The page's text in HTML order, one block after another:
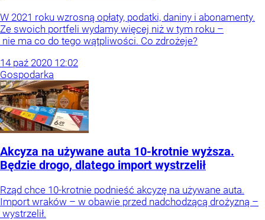
W 2021 roku wzrosną opłaty, podatki, daniny i abonamenty.
Ze swoich portfeli wydamy więcej niż w tym roku –
nie ma co do tego wątpliwości. Co zdrożeje?
14 paź 2020 12:02
Gospodarka
Akcyza na używane auta 10-krotnie wyższa.
Będzie drogo, dlatego import wystrzelił
Rząd chce 10-krotnie podnieść akcyzę na używane auta.
Import wraków – w obawie przed nadchodzącą drożyzną –
wystrzelił.